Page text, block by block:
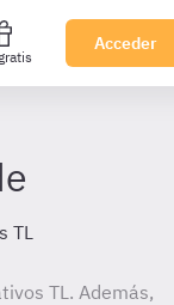
Acceder
TL
TL. Además,